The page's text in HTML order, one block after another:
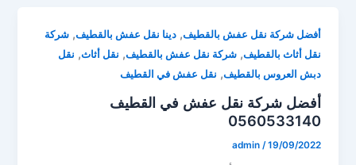
أفضل شركة نقل عفش بالقطيف,دينا نقل عفش بالقطيف,شركة
نقل أثاث بالقطيف,شركة نقل عفش بالقطيف, نقل أثاث, نقل
دبش العروس بالقطيف, نقل عفش في القطيف
أفضل شركة نقل عفش في القطيف
0560533140
admin /19/09/2022